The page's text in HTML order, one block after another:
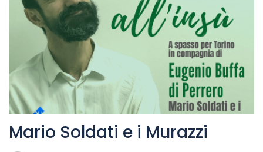
Mario Soldati e i Murazzi